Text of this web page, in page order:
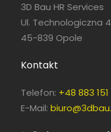
3D Bau HR Services
Ul. Technologiczna 4
45-839 Opole
Kontakt
Telefon: +48 883 151
E-Mail: